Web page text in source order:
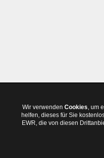
Wir verwenden Cookies, um
helfen, dieses für Sie
EWR, die von diesen